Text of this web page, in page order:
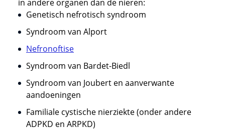
in andere organen dan de nieren:
Genetisch nefrotisch syndroom
Syndroom van Alport
Nefronoftise
Syndroom van Bardet-Biedl
Syndroom van Joubert en aanverwante
aandoeningen
Familiale cystische nierziekte (onder andere
ADPKD en ARPKD)